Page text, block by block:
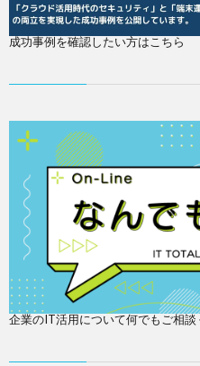
成功事例を確認したい方はこちら
企業のIT活用について何でもご相談